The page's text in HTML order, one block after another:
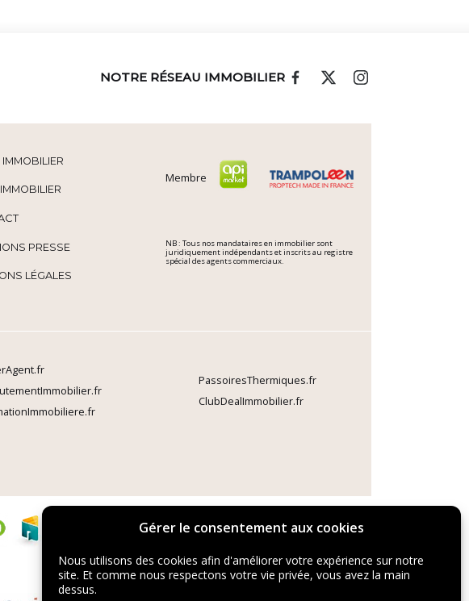
Gérer le consentement aux cookies
Nous utilisons des cookies afin d'améliorer votre expérience sur notre
site. Et comme nous respectons votre vie privée, vous avez la main
dessus.
NOTRE RÉSEAU IMMOBILIER
IMMOBILIER
PRESSE
LÉGALES
Membre
NB : Tous nos mandataires en immobilier sont
juridiquement indépendants et inscrits au registre
spécial des agents commerciaux.
PassoiresThermiques.fr
ClubDealImmobilier.fr